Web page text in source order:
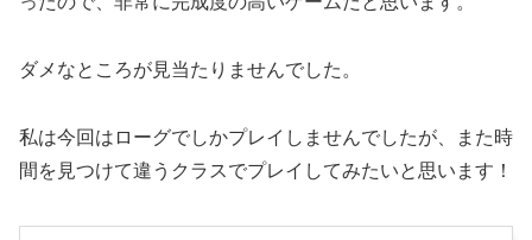
ダメなところが見当たりませんでした。
私は今回はローグでしかプレイしませんでしたが、また時
間を見つけて違うクラスでプレイしてみたいと思います！